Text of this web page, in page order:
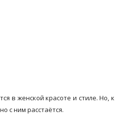
в женской красоте и стиле. Но, к
с ним расстаётся.